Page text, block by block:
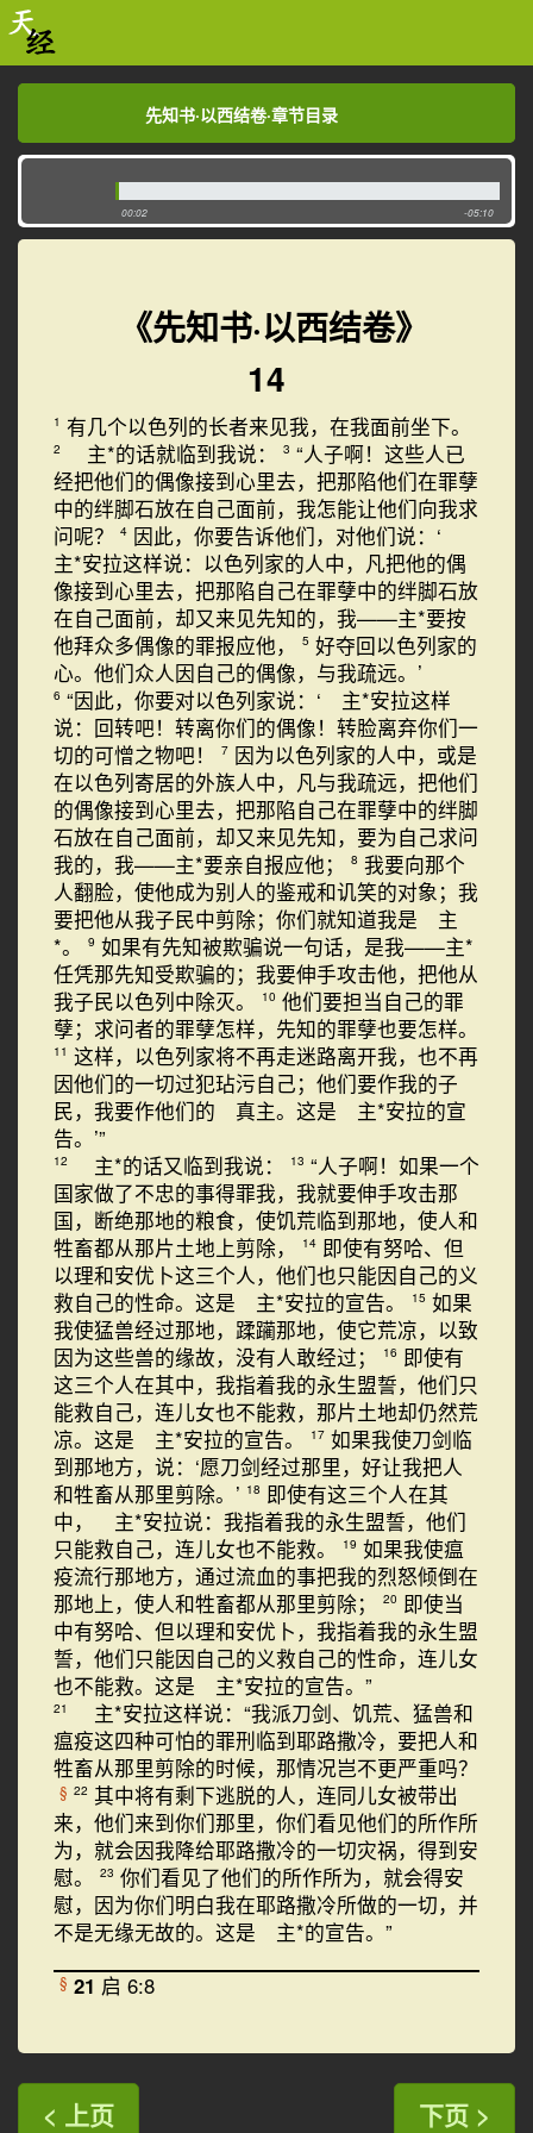
先知书·以西结卷·章节目录
先知书·以西结卷·章节目录
00:02 -05:10
《先知书·以西结卷》
14
1 有几个以色列的长者来见我，在我面前坐下。
2 主*的话就临到我说： 3 “人子啊！这些人已
经把他们的偶像接到心里去，把那陷他们在罪孽
中的绊脚石放在自己面前，我怎能让他们向我求
问呢？
4 因此，你要告诉他们，对他们说：‘
主*安拉这样说：以色列家的人中，凡把他的偶
像接到心里去，把那陷自己在罪孽中的绊脚石放
在自己面前，却又来见先知的，我——主*要按
他拜众多偶像的罪报应他，
5 好夺回以色列家的
心。他们众人因自己的偶像，与我疏远。’
6 “因此，你要对以色列家说：‘ 主*安拉这样
说：回转吧！转离你们的偶像！转脸离弃你们一
切的可憎之物吧！
7 因为以色列家的人中，或是
在以色列寄居的外族人中，凡与我疏远，把他们
的偶像接到心里去，把那陷自己在罪孽中的绊脚
石放在自己面前，却又来见先知，要为自己求问
我的，我——主*要亲自报应他；
8 我要向那个
人翻脸，使他成为别人的鉴戒和讥笑的对象；我
要把他从我子民中剪除；你们就知道我是 主
*。
9 如果有先知被欺骗说一句话，是我——主*
任凭那先知受欺骗的；我要伸手攻击他，把他从
我子民以色列中除灭。
10 他们要担当自己的罪
孽；求问者的罪孽怎样，先知的罪孽也要怎样。
11 这样，以色列家将不再走迷路离开我，也不再
因他们的一切过犯玷污自己；他们要作我的子
民，我要作他们的 真主。这是 主*安拉的宣
告。’”
12 主*的话又临到我说： 13 “人子啊！如果一个
国家做了不忠的事得罪我，我就要伸手攻击那
国，断绝那地的粮食，使饥荒临到那地，使人和
牲畜都从那片土地上剪除，
14 即使有努哈、但
以理和安优卜这三个人，他们也只能因自己的义
救自己的性命。这是 主*安拉的宣告。
15 如果
我使猛兽经过那地，蹂躏那地，使它荒凉，以致
因为这些兽的缘故，没有人敢经过；
16 即使有
这三个人在其中，我指着我的永生盟誓，他们只
能救自己，连儿女也不能救，那片土地却仍然荒
凉。这是 主*安拉的宣告。
17 如果我使刀剑临
到那地方，说：‘愿刀剑经过那里，好让我把人
和牲畜从那里剪除。’ 18 即使有这三个人在其
中， 主*安拉说：我指着我的永生盟誓，他们
只能救自己，连儿女也不能救。
19 如果我使瘟
疫流行那地方，通过流血的事把我的烈怒倾倒在
那地上，使人和牲畜都从那里剪除；
20 即使当
中有努哈、但以理和安优卜，我指着我的永生盟
誓，他们只能因自己的义救自己的性命，连儿女
也不能救。这是 主*安拉的宣告。”
21
主*安拉这样说：“我派刀剑、饥荒、猛兽和
瘟疫这四种可怕的罪刑临到耶路撒冷，要把人和
牲畜从那里剪除的时候，那情况岂不更严重吗？
§ 22 其中将有剩下逃脱的人，连同儿女被带出
来，他们来到你们那里，你们看见他们的所作所
为，就会因我降给耶路撒冷的一切灾祸，得到安
慰。
23 你们看见了他们的所作所为，就会得安
慰，因为你们明白我在耶路撒冷所做的一切，并
不是无缘无故的。这是 主*的宣告。”
§ 21 启 6:8
< 上页 下页 >